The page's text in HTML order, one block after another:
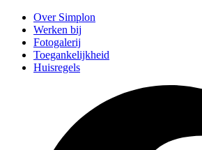
Over Simplon
Werken bij
Fotogalerij
Toegankelijkheid
Huisregels